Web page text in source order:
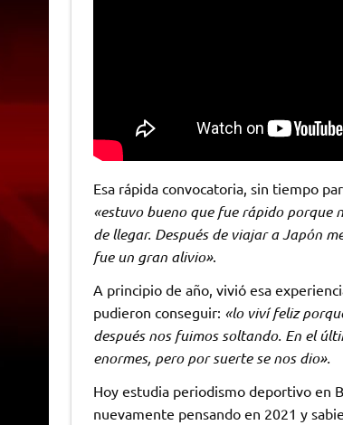
Esa rápida convocatoria, sin tiempo
«estuvo bueno que fue rápido porque
de llegar. Después de viajar a Japón
fue un gran alivio».
A principio de año, vivió esa
pudieron conseguir: «lo viví feliz
después nos fuimos soltando. En el
enormes, pero por suerte se nos dio».
Hoy estudia periodismo deportivo en
nuevamente pensando en 2021 y